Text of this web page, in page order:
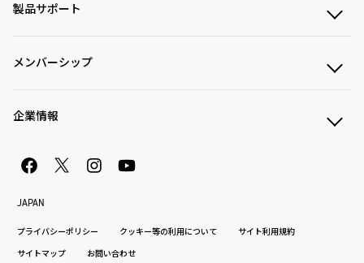
製品サポート
メンバーシップ
企業情報
プライバシーポリシー クッキー等の利用について サイト利用規約
サイトマップ お問い合わせ
JAPAN